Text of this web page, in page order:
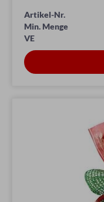
Artikel-Nr.
Min. Menge
VE